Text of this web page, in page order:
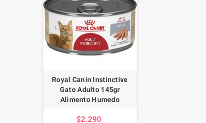
Royal Canin Instinctive
Gato Adulto 145gr
Alimento Humedo
$2.290